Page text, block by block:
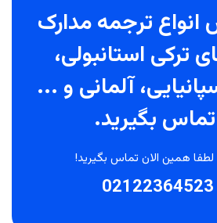
انواع ترجمه مدارک
ترکی استانبولی،
آلمانی و ...
تماس بگیرید.
لطفا همین الان تماس بگیرید!
02122364523